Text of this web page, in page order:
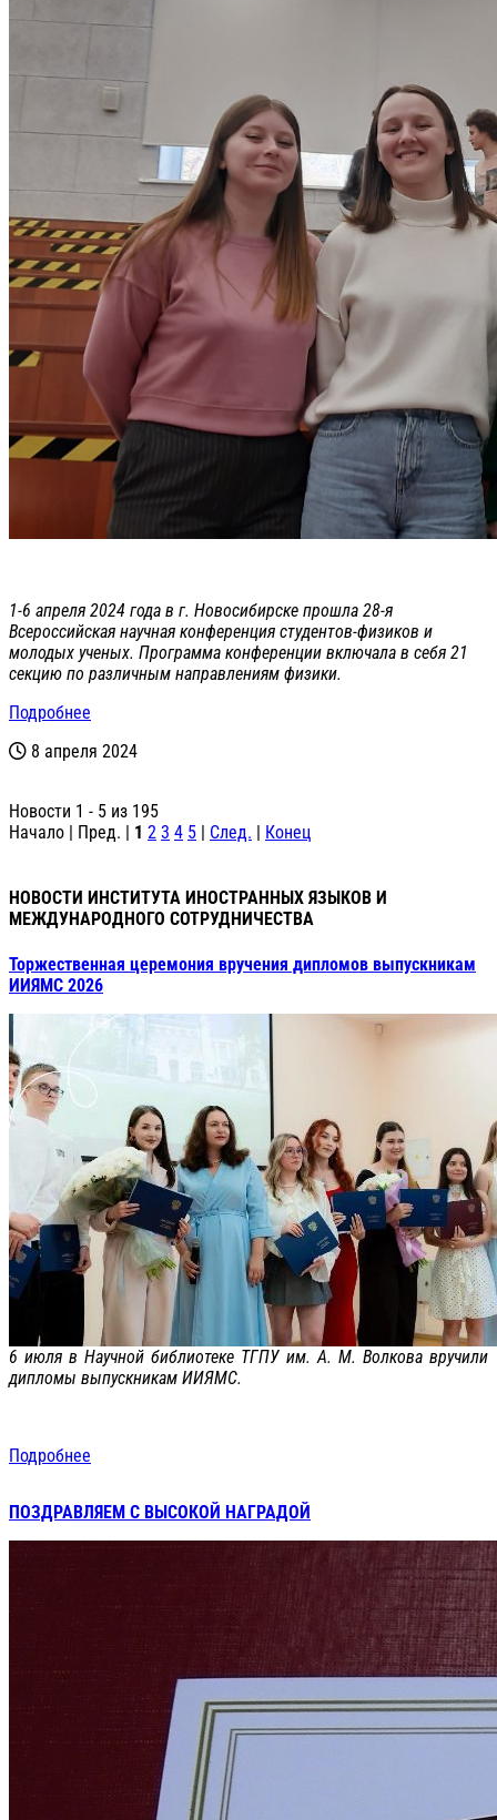
1-6 апреля 2024 года в г. Новосибирске прошла 28-я
Всероссийская научная конференция студентов-физиков и
молодых ученых. Программа конференции включала в себя 21
секцию по различным направлениям физики.
Подробнее
8 апреля 2024
Новости 1 - 5 из 195
Начало | Пред. | 1 2 3 4 5 | След. | Конец
НОВОСТИ ИНСТИТУТА ИНОСТРАННЫХ ЯЗЫКОВ И
МЕЖДУНАРОДНОГО СОТРУДНИЧЕСТВА
Торжественная церемония вручения дипломов выпускникам
ИИЯМС 2026
6 июля в Научной библиотеке ТГПУ им. А. М. Волкова вручили
дипломы выпускникам ИИЯМС.
Подробнее
ПОЗДРАВЛЯЕМ С ВЫСОКОЙ НАГРАДОЙ